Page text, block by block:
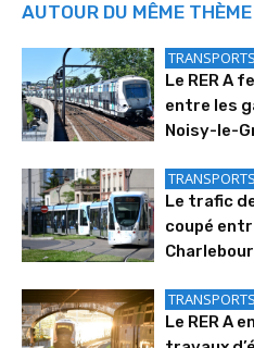
AUTOUR DU MÊME THÈME
TRANSPORTS
Le RER A
entre les
Noisy-le-
TRANSPORTS
Le trafic
coupé
TRANSPORTS
Le RER A